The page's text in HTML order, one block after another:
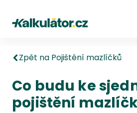
Kalkulátor.cz
Zpět na Pojištění mazlíčků
Co budu ke
pojištění